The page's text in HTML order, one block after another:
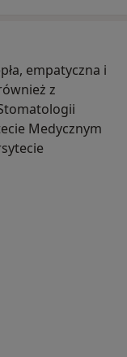
empatyczna i
z
Medycznym